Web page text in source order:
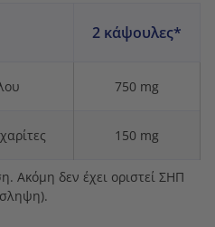
2 κάψουλες*
750 mg
150 mg
Ακόμη δεν έχει οριστεί ΣΗΠ